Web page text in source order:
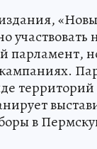
участвовать
парламент,
в